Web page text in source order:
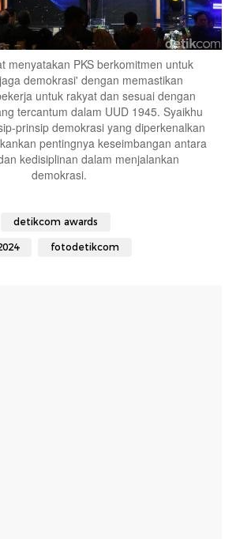
menyatakan PKS berkomitmen untuk
demokrasi' dengan memastikan
untuk rakyat dan sesuai dengan
tercantum dalam UUD 1945. Syaikhu
prinsip demokrasi yang diperkenalkan
pentingnya keseimbangan antara
kedisiplinan dalam menjalankan
demokrasi.
detikcom awards
fotodetikcom